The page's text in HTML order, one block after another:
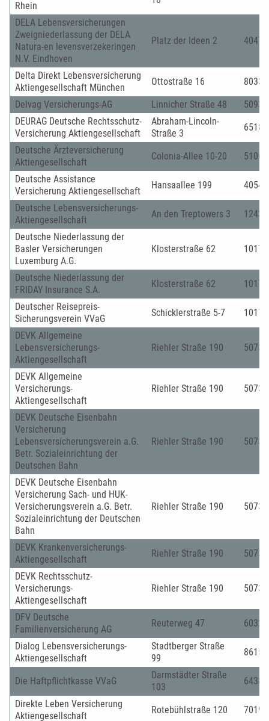
Rhein
DELA Lebensversicherungen
Zweigniederlassung der DELA
Natura-en levensverzekeringen
N.V. Eindhoven
Platz der Ideen 2 40476
Delta Direkt Lebensversicherung
Aktiengesellschaft München
Ottostraße 16
80333
Delvag Versicherungs-AG
Linnicher Straße 48
50933
DEURAG Deutsche Rechtsschutz-
Versicherung Aktiengesellschaft
Abraham-Lincoln-
Straße 3
65189
Deutsche Ärzteversicherung
Aktiengesellschaft
Colonia-Allee 10-20
51067
Deutsche Assistance
Versicherung Aktiengesellschaft
Hansaallee 199
40549
Deutsche Lebensversicherungs-
Aktiengesellschaft
An den Treptowers 3
12435
Deutsche Niederlassung der
Basler Versicherungen
Luxemburg A.G.
Klosterstraße 62 10179
Deutsche Niederlassung der
FRIDAY Insurance S.A.
Klosterstraße 62
10179
Deutscher Reisepreis-
Sicherungsverein VVaG
Schicklerstraße 5-7
10179
DEVK Allgemeine
Lebensversicherungs-
Aktiengesellschaft
Riehler Straße 190 50735
DEVK Allgemeine
Versicherungs-
Aktiengesellschaft
Riehler Straße 190 50735
DEVK Deutsche Eisenbahn
Versicherung
Lebensversicherungsverein a.G.
Betr. Sozialeinrichtung der
Deutschen Bahn
Riehler Straße 190 50735
DEVK Deutsche Eisenbahn
Versicherung Sach- und HUK-
Versicherungsverein a.G. Betr.
Sozialeinrichtung der Deutschen
Bahn
Riehler Straße 190 50735
DEVK Krankenversicherungs-
Aktiengesellschaft
Riehler Straße 190
50735
DEVK Rechtsschutz-
Versicherungs-
Aktiengesellschaft
Riehler Straße 190 50735
DFV Deutsche
Familienversicherung AG
Reuterweg 47
60323
Dialog Lebensversicherungs-
Aktiengesellschaft
Stadtberger Straße
99
86157
Die Haftpflichtkasse VVaG
Darmstädter Straße
103
64380
Direkte Leben Versicherung
Aktiengesellschaft
Rotebühlstraße 120 70197